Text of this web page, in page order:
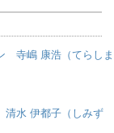
寺嶋 康浩（てらしま
水 伊都子（しみず